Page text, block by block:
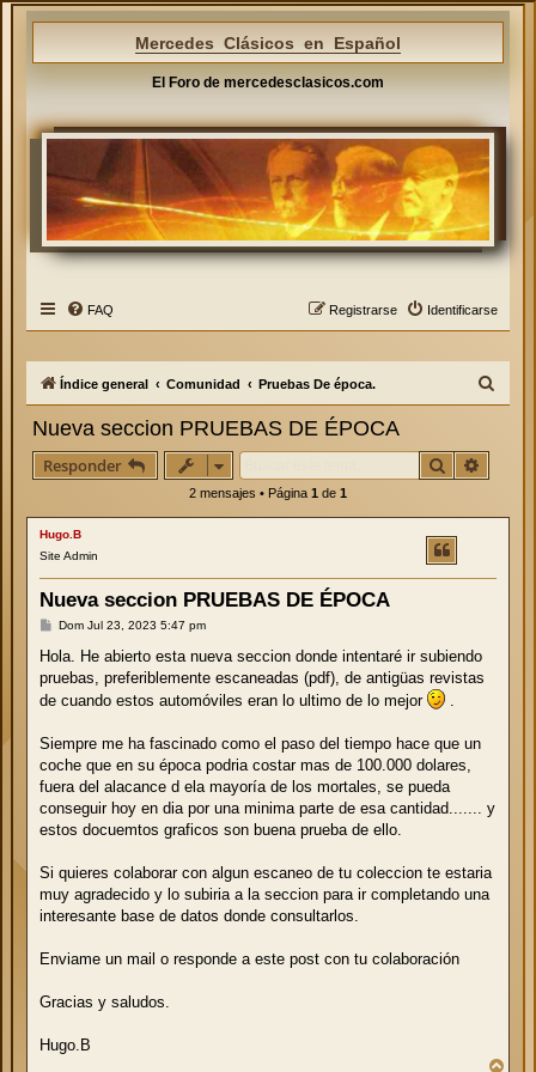
Mercedes Clásicos en Español
El Foro de mercedesclasicos.com
FAQ Identificarse
Registrarse
Índice general Comunidad Pruebas De época.
Nueva seccion PRUEBAS DE ÉPOCA
Responder Buscar
2 mensajes • Página 1 de 1
Hugo.B
Site Admin
Nueva seccion PRUEBAS DE ÉPOCA
M
n
a
j
e
Dom Jul 23, 2023 5:47 pm
Hola. He abierto esta nueva seccion donde intentaré ir subiendo
pruebas, preferiblemente escaneadas (pdf), de antigüas revistas
de cuando estos automóviles eran lo ultimo de lo mejor
.
Siempre me ha fascinado como el paso del tiempo hace que un
coche que en su época podria costar mas de 100.000 dolares,
fuera del alacance d ela mayoría de los mortales, se pueda
conseguir hoy en dia por una minima parte de esa cantidad....... y
estos docuemtos graficos son buena prueba de ello.
Si quieres colaborar con algun escaneo de tu coleccion te estaria
muy agradecido y lo subiria a la seccion para ir completando una
interesante base de datos donde consultarlos.
Enviame un mail o responde a este post con tu colaboración
Gracias y saludos.
Hugo.B